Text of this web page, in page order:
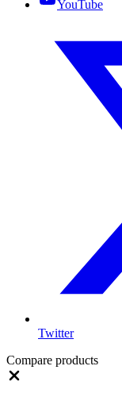
YouTube
Twitter
Compare products